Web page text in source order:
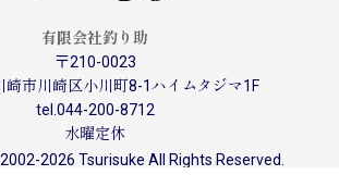
有限会社釣り助
〒210-0023
崎市川崎区小川町8-1ハイムタジマ1F
tel.044-200-8712
水曜定休
2026 Tsurisuke All Rights Reserved.